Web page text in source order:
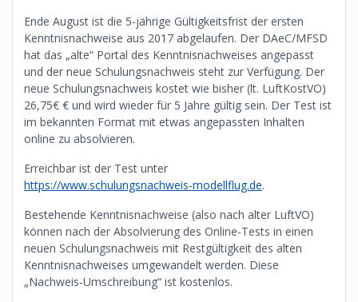
Ende August ist die 5-jährige Gültigkeitsfrist der ersten
Kenntnisnachweise aus 2017 abgelaufen. Der DAeC/MFSD
hat das „alte“ Portal des Kenntnisnachweises angepasst
und der neue Schulungsnachweis steht zur Verfügung. Der
neue Schulungsnachweis kostet wie bisher (lt. LuftKostVO)
26,75€ € und wird wieder für 5 Jahre gültig sein. Der Test ist
im bekannten Format mit etwas angepassten Inhalten
online zu absolvieren.
Erreichbar ist der Test unter
https://www.schulungsnachweis-modellflug.de.
Bestehende Kenntnisnachweise (also nach alter LuftVO)
können nach der Absolvierung des Online-Tests in einen
neuen Schulungsnachweis mit Restgültigkeit des alten
Kenntnisnachweises umgewandelt werden. Diese
„Nachweis-Umschreibung“ ist kostenlos.